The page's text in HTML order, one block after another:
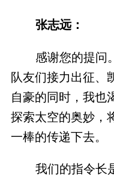
张志远：
感谢您的提问
队友们接力出征、
自豪的同时，我也
探索太空的奥妙，
一棒的传递下去。
我们的指令长